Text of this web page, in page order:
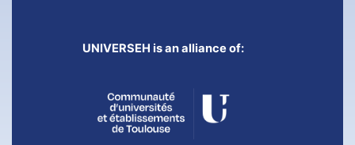
UNIVERSEH is an alliance of: